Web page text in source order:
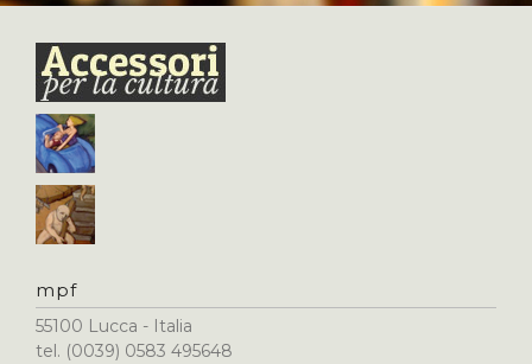
mpf
55100 Lucca - Italia
tel. (0039) 0583 495648